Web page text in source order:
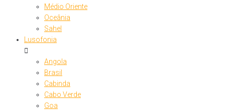
Médio Oriente
Oceânia
Sahel
Lusofonia
Angola
Brasil
Cabinda
Cabo Verde
Goa